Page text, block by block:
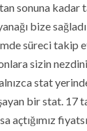
sonuna
bize
süreci takip
sizin
stat
bir stat. 17
açtığımız